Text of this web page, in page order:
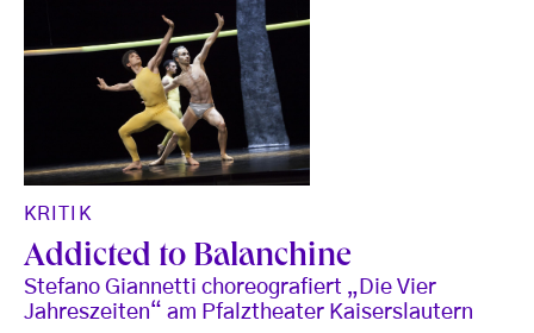
KRITIK
Addicted to Balanchine
Stefano Giannetti choreografiert „Die Vier
Jahreszeiten“ am Pfalztheater Kaiserslautern